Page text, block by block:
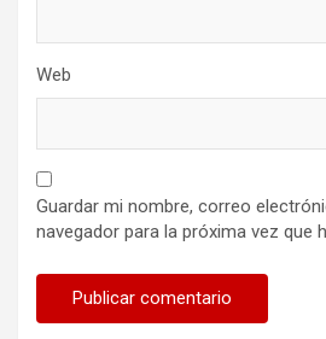
Web
Guardar mi nombre, correo
navegador para la próxima vez que